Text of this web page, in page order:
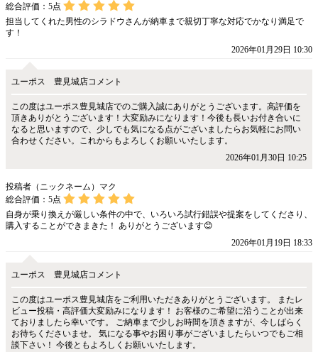
総合評価： 5点
担当してくれた男性のシラドウさんが納車まで親切丁寧な対応でかなり満足で
す！
2026年01月29日 10:30
ユーポス 豊見城店コメント
この度はユーポス豊見城店でのご購入誠にありがとうございます。高評価を
頂きありがとうございます！大変励みになります！今後も長いお付き合いに
なると思いますので、少しでも気になる点がございましたらお気軽にお問い
合わせください。これからもよろしくお願いいたします。
2026年01月30日 10:25
投稿者（ニックネーム）マク
総合評価： 5点
自身が乗り換えが厳しい条件の中で、いろいろ試行錯誤や提案をしてくださり、
購入することができまきた！ ありがとうございます😊
2026年01月19日 18:33
ユーポス 豊見城店コメント
この度はユーポス豊見城店をご利用いただきありがとうございます。 またレ
ビュー投稿・高評価大変励みになります！ お客様のご希望に沿うことが出来
ておりましたら幸いです。 ご納車まで少しお時間を頂きますが、今しばらく
お待ちくださいませ。 気になる事やお困り事がございましたらいつでもご相
談下さい！ 今後ともよろしくお願いいたします。